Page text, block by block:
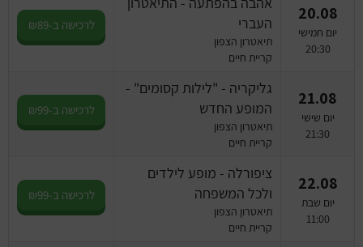
20.08
יום חמישי
20:30
העברי
תיאטרון הצפון
קריית חיים
לרכישה ב-₪89
21.08
יום שישי
21:30
גליקריה - "לילות קסומים" -
המופע החדש
תיאטרון הצפון
קריית חיים
לרכישה ב-₪99
22.08
יום שבת
11:00
ציפורלה - מופע לילדים
ולכל המשפחה
תיאטרון הצפון
קריית חיים
לרכישה ב-₪99